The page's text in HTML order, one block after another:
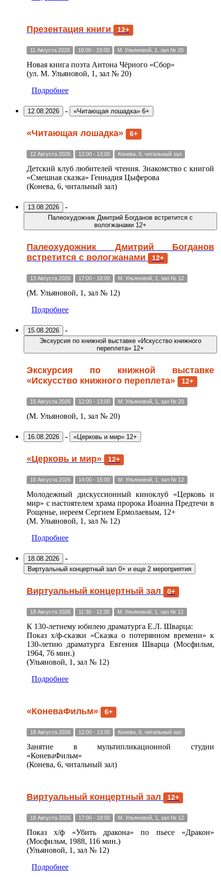
Презентация книги 12+
11 Августа 2026 18:00 - 19:00 М. Ульяновой, 1, зал № 20
Новая книга поэта Антона Чёрного «Сбор»
(ул. М. Ульяновой, 1, зал № 20)
Подробнее
12.08.2026 - «Читающая лошадка» 6+
«Читающая лошадка» 6+
12 Августа 2026 12:00 - 13:00 Конева, 6, читальный зал
Детский клуб любителей чтения. Знакомство с книгой
«Смешная сказка» Геннадия Цыферова
(Конева, 6, читальный зал)
13.08.2026 -
Палеохудожник Дмитрий Богданов встретится с
вологжанами 12+
Палеохудожник Дмитрий Богданов
встретится с вологжанами
12+
13 Августа 2026 17:00 - 18:00 М. Ульяновой, 1, зал № 12
(М. Ульяновой, 1, зал № 12)
Подробнее
15.08.2026 -
Экскурсия по книжной выставке «Искусство книжного
переплета» 12+
Экскурсия по книжной выставке
«Искусство книжного переплета»
12+
15 Августа 2026 12:00 - 13:00 М. Ульяновой, 1, зал № 20
(М. Ульяновой, 1, зал № 20)
16.08.2026 - «Церковь и мир» 12+
«Церковь и мир» 12+
16 Августа 2026 14:00 - 15:00 М. Ульяновой, 1, зал № 12
Молодежный дискуссионный киноклуб «Церковь и
мир» с настоятелем храма пророка Иоанна Предтечи в
Рощенье, иереем Сергием Ермолаевым, 12+
(М. Ульяновой, 1, зал № 12)
Подробнее
18.08.2026 -
Виртуальный концертный зал 0+ и еще 2 мероприятия
Виртуальный концертный зал 0+
18 Августа 2026 11:30 - 12:30 М. Ульяновой, 1, зал № 12
К 130-летнему юбилею драматурга Е.Л. Шварца:
Показ х/ф-сказки «Сказка о потерянном времени» к
130-летию драматурга Евгения Шварца (Мосфильм,
1964, 76 мин.)
(Ульяновой, 1, зал № 12)
Подробнее
«КоневаФильм» 6+
18 Августа 2026 12:00 - 13:00 Конева, 6, читальный зал
Занятие в мультипликационной студии
«КоневаФильм»
(Конева, 6, читальный зал)
Виртуальный концертный зал 12+
18 Августа 2026 17:00 - 18:00 М. Ульяновой, 1, зал № 12
Показ х/ф «Убить дракона» по пьесе «Дракон»
(Мосфильм, 1988, 116 мин.)
(Ульяновой, 1, зал № 12)
Подробнее